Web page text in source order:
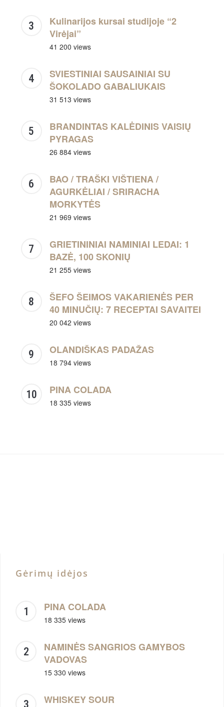
Kulinarijos kursai studijoje “2
Virėjai”
41 200 views
SVIESTINIAI SAUSAINIAI SU
ŠOKOLADO GABALIUKAIS
31 513 views
BRANDINTAS KALĖDINIS VAISIŲ
PYRAGAS
26 884 views
BAO / TRAŠKI VIŠTIENA /
AGURKĖLIAI / SRIRACHA
MORKYTĖS
21 969 views
GRIETININIAI NAMINIAI LEDAI: 1
BAZĖ, 100 SKONIŲ
21 255 views
ŠEFO ŠEIMOS VAKARIENĖS PER
40 MINUČIŲ: 7 RECEPTAI SAVAITEI
20 042 views
OLANDIŠKAS PADAŽAS
18 794 views
PINA COLADA
18 335 views
Gėrimų idėjos
PINA COLADA
18 335 views
NAMINĖS SANGRIOS GAMYBOS
VADOVAS
15 330 views
WHISKEY SOUR